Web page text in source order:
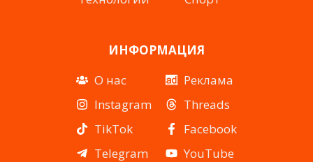
ИНФОРМАЦИЯ
О нас
Instagram
TikTok
Telegram
Реклама
Threads
Facebook
YouTube